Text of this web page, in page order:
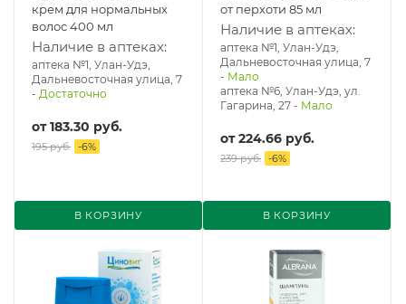
крем для нормальных
волос 400 мл
Наличие в аптеках:
аптека №1, Улан-Удэ,
Дальневосточная улица, 7
- Достаточно
от183.30 руб.
195 руб. -6%
В КОРЗИНУ
от перхоти 85 мл
Наличие в аптеках:
аптека №1, Улан-Удэ,
Дальневосточная улица, 7
- Мало
аптека №6, Улан-Удэ, ул.
Гагарина, 27 - Мало
от224.66 руб.
239 руб. -6%
В КОРЗИНУ